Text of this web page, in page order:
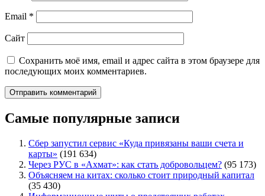
Email *
Сайт
Сохранить моё имя, email и адрес сайта в этом браузере для
последующих моих комментариев.
Самые популярные записи
Сбер запустил сервис «Куда привязаны ваши счета и
карты» (191 634)
Через РУС в «Ахмат»: как стать добровольцем? (95 173)
Объясняем на китах: сколько стоит природный капитал
(35 430)